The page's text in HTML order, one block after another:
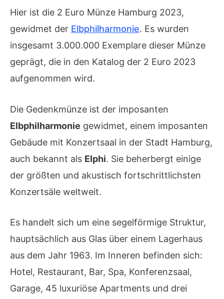
Hier ist die 2 Euro Münze Hamburg 2023,
gewidmet der Elbphilharmonie. Es wurden
insgesamt 3.000.000 Exemplare dieser Münze
geprägt, die in den Katalog der 2 Euro 2023
aufgenommen wird.
Die Gedenkmünze ist der imposanten
Elbphilharmonie gewidmet, einem imposanten
Gebäude mit Konzertsaal in der Stadt Hamburg,
auch bekannt als Elphi. Sie beherbergt einige
der größten und akustisch fortschrittlichsten
Konzertsäle weltweit.
Es handelt sich um eine segelförmige Struktur,
hauptsächlich aus Glas über einem Lagerhaus
aus dem Jahr 1963. Im Inneren befinden sich:
Hotel, Restaurant, Bar, Spa, Konferenzsaal,
Garage, 45 luxuriöse Apartments und drei